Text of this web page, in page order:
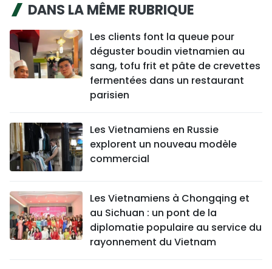
DANS LA MÊME RUBRIQUE
Les clients font la queue pour
déguster boudin vietnamien au
sang, tofu frit et pâte de crevettes
fermentées dans un restaurant
parisien
Les Vietnamiens en Russie
explorent un nouveau modèle
commercial
Les Vietnamiens à Chongqing et
au Sichuan : un pont de la
diplomatie populaire au service du
rayonnement du Vietnam